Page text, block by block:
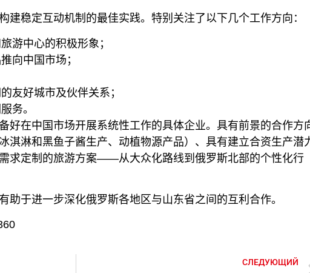
建稳定互动机制的最佳实践。特别关注了以下几个工作方向：
游中心的积极形象；
向中国市场；
友好城市及伙伴关系；
务。
好在中国市场开展系统性工作的具体企业。具有前景的合作方
淇淋和黑鱼子酱生产、动植物源产品）、具有建立合资生产潜
求定制的旅游方案——从大众化路线到俄罗斯北部的个性化行
助于进一步深化俄罗斯各地区与山东省之间的互利合作。
СЛЕДУЮЩИЙ